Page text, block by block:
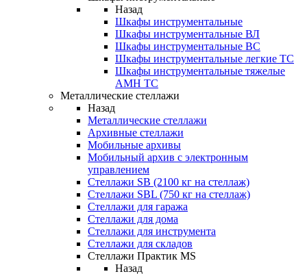
Назад
Шкафы инструментальные
Шкафы инструментальные ВЛ
Шкафы инструментальные ВС
Шкафы инструментальные легкие ТС
Шкафы инструментальные тяжелые
AMH TC
Металлические стеллажи
Назад
Металлические стеллажи
Архивные стеллажи
Мобильные архивы
Мобильный архив с электронным
управлением
Стеллажи SB (2100 кг на стеллаж)
Стеллажи SBL (750 кг на стеллаж)
Стеллажи для гаража
Стеллажи для дома
Стеллажи для инструмента
Стеллажи для складов
Стеллажи Практик MS
Назад